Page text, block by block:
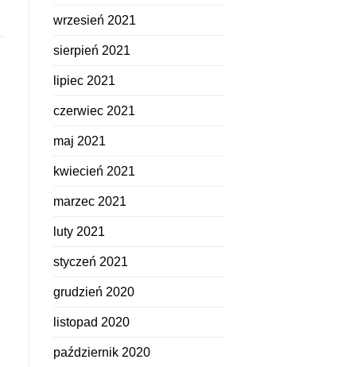
wrzesień 2021
sierpień 2021
lipiec 2021
czerwiec 2021
maj 2021
kwiecień 2021
marzec 2021
luty 2021
styczeń 2021
grudzień 2020
listopad 2020
październik 2020